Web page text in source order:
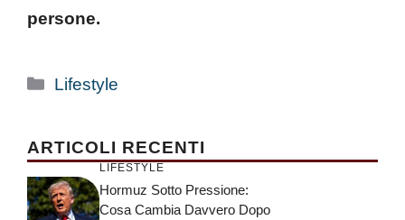
persone.
Categorie
Lifestyle
ARTICOLI RECENTI
LIFESTYLE
Hormuz Sotto Pressione:
Cosa Cambia Davvero Dopo